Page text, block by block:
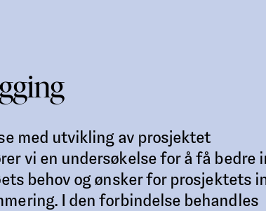
med utvikling av prosjektet
vi en undersøkelse for å få bedre
behov og ønsker for prosjektets
I den forbindelse behandles